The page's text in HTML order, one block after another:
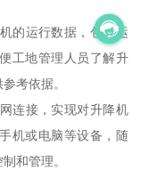
的运行数据，包括运
工地管理人员了解升
考依据。
连接，实现对升降机
机或电脑等设备，随
和管理。